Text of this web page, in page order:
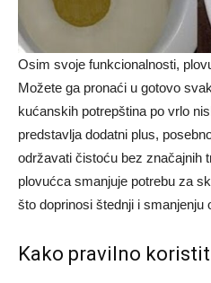
Osim svoje funkcionalnosti,
Možete ga pronaći u gotovo
kućanskih potrepština po vrlo
predstavlja dodatni plus,
održavati čistoću bez značajnih
plovućca smanjuje potrebu za
što doprinosi štednji i smanjenju
Kako pravilno